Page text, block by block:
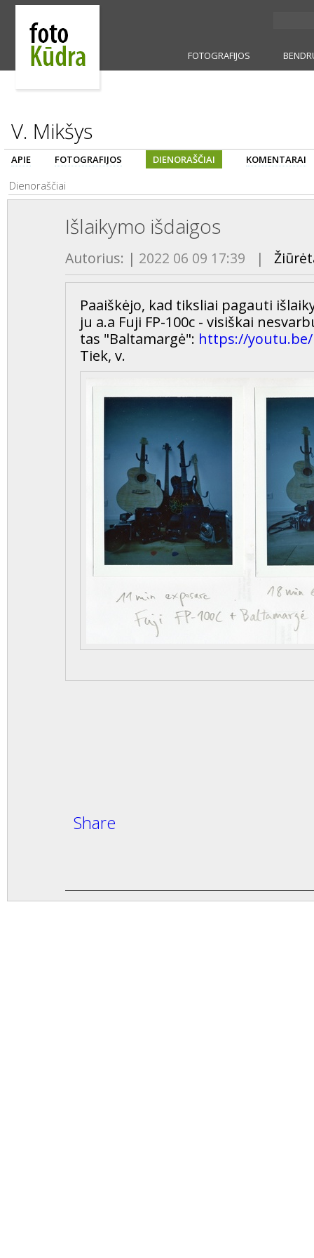
FOTOGRAFIJOS
V. Mikšys
APIE FOTOGRAFIJOS DIENORAŠČIAI KOMENTARAI
Dienoraščiai
Išlaikymo išdaigos
Autorius: | 2022 06 09 17:39 |
Paaiškėjo, kad tiksliai pagauti
ju a.a Fuji FP-100c - visiškai
tas "Baltamargė": https://youtu.be/
Tiek, v.
Share